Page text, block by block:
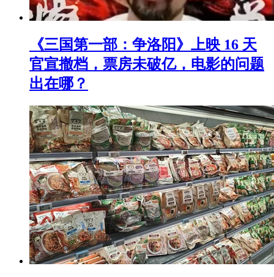
《三国第一部：争洛阳》上映 16 天
官宣撤档，票房未破亿，电影的问题
出在哪？